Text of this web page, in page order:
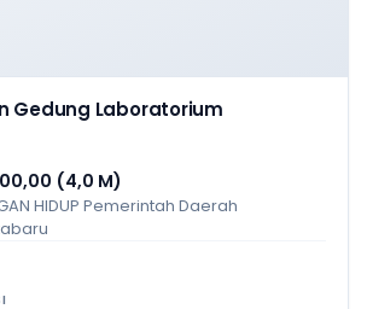
Gedung Laboratorium
(4,0 M)
HIDUP Pemerintah Daerah